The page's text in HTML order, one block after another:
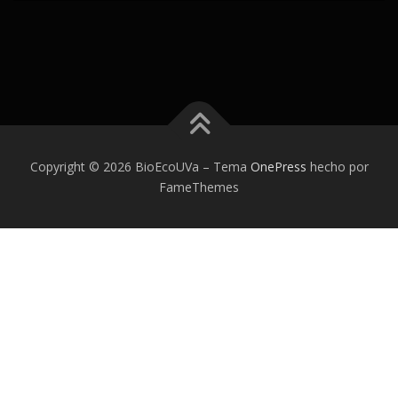
Copyright © 2026 BioEcoUVa – Tema OnePress hecho por
FameThemes